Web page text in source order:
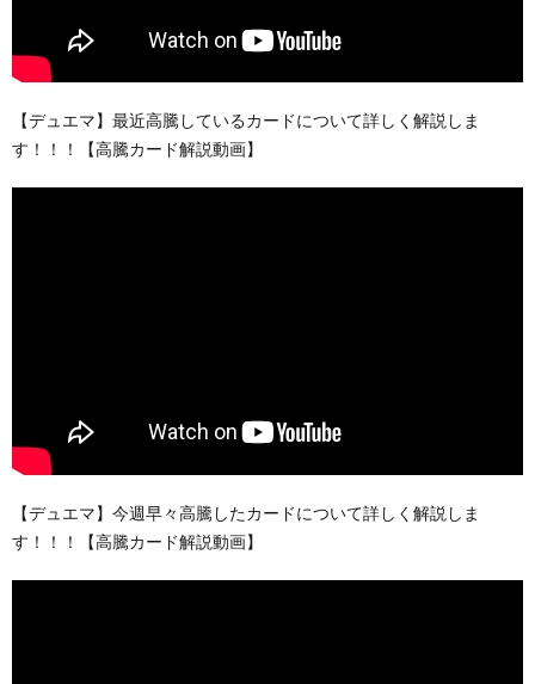
【デュエマ】最近高騰しているカードについて詳しく解説しま
す！！！【高騰カード解説動画】
【デュエマ】今週早々高騰したカードについて詳しく解説しま
す！！！【高騰カード解説動画】